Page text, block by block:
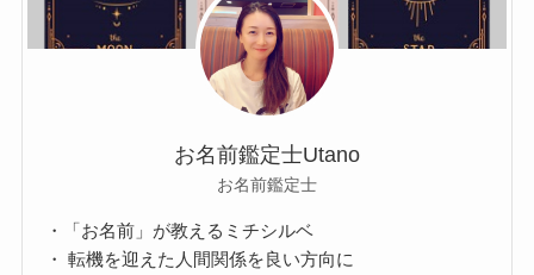
お名前鑑定士Utano
お名前鑑定士
・「お名前」が教えるミチシルベ
・ 転機を迎えた人間関係を良い方向に